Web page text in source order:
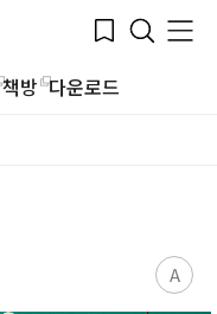
Bookmark
Search
Menu
책방 다운로드
A